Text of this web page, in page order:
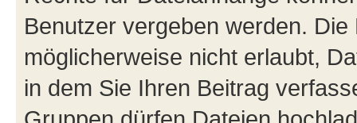
Benutzer vergeben werden.
möglicherweise nicht erlaubt,
in dem Sie Ihren Beitrag